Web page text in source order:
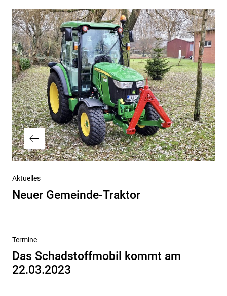
Vorheriger
Beitrag
Aktuelles
Neuer Gemeinde-Traktor
Nächster
Beitrag
Termine
Das Schadstoffmobil kommt am
22.03.2023